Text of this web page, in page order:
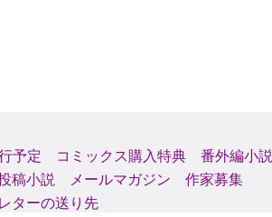
予定 コミックス購入特典
番外編小説
稿小説 メールマガジン
作家募集
ターの送り先